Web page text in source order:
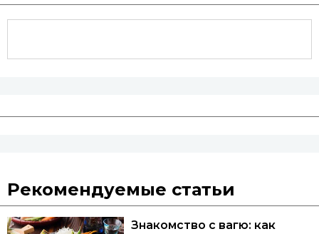
Рекомендуемые статьи
Знакомство с вагю: как